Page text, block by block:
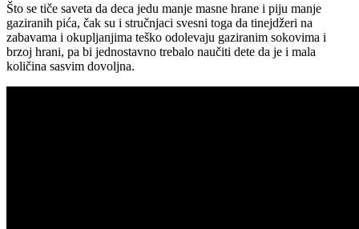
Što se tiče saveta da deca jedu manje masne hrane i piju manje
gaziranih pića, čak su i stručnjaci svesni toga da tinejdžeri na
zabavama i okupljanjima teško odolevaju gaziranim sokovima i
brzoj hrani, pa bi jednostavno trebalo naučiti dete da je i mala
količina sasvim dovoljna.